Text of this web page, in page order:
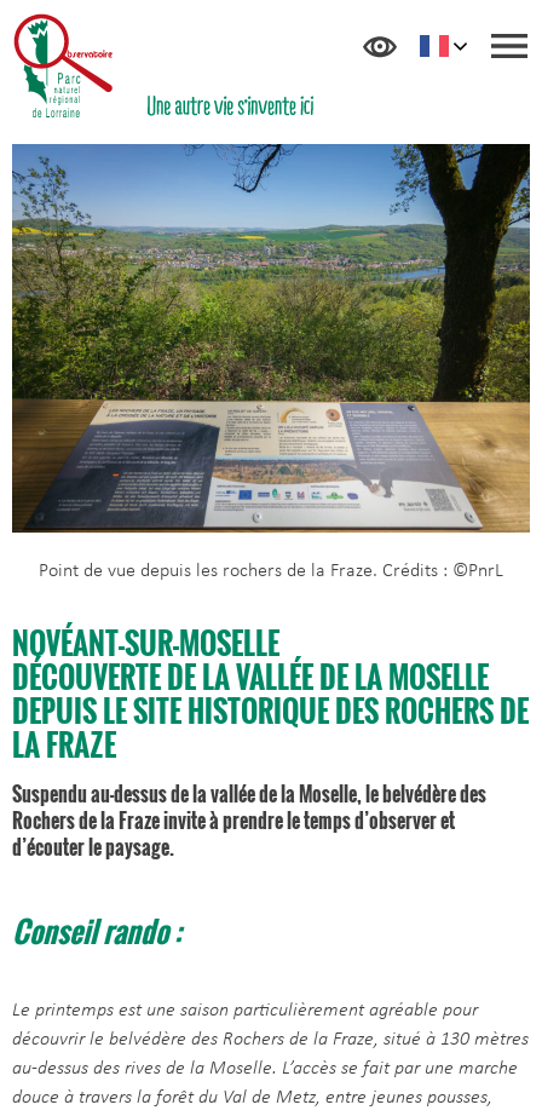
NOVÉANT-SUR-MOSELLE
DÉCOUVERTE DE LA VALLÉE DE LA MOSELLE
DEPUIS LE SITE HISTORIQUE DES ROCHERS DE
LA FRAZE
Suspendu au-dessus de la vallée de la Moselle, le belvédère des
Rochers de la Fraze invite à prendre le temps d’observer et
d’écouter le paysage.
Point de vue depuis les rochers de la Fraze. Crédits : ©PnrL
Conseil rando :
Le printemps est une saison particulièrement agréable pour
découvrir le belvédère des Rochers de la Fraze, situé à 130 mètres
au-dessus des rives de la Moselle. L’accès se fait par une marche
douce à travers la forêt du Val de Metz, entre jeunes pousses,